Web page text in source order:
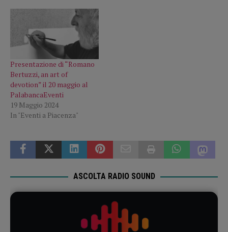
Presentazione di “Romano
Bertuzzi, an art of
devotion” il 20 maggio al
PalabancaEventi
19 Maggio 2024
In "Eventi a Piacenza"
ASCOLTA RADIO SOUND